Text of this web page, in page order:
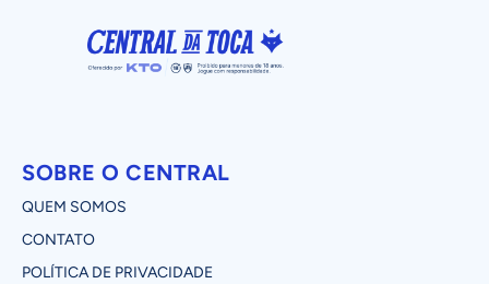
SOBRE O CENTRAL
QUEM SOMOS
CONTATO
POLÍTICA DE PRIVACIDADE